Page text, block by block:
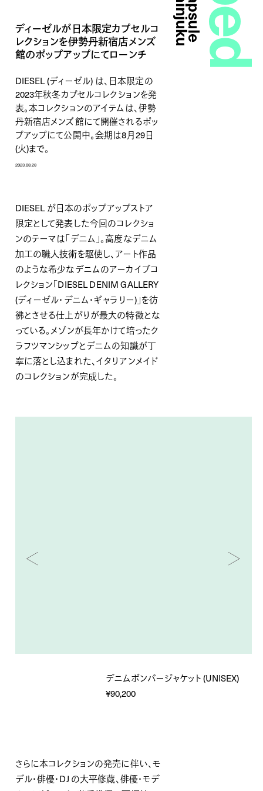
ディーゼルが日本限定カプセルコ
レクションを伊勢丹新宿店メンズ
館のポップアップにてローンチ
DIESEL (ディーゼル) は、日本限定の
2023年秋冬カプセルコレクションを発
表。本コレクションのアイテムは、伊勢
丹新宿店メンズ館にて開催されるポッ
プアップにて公開中。会期は8月29日
(火)まで。
2023.08.28
DIESEL が日本のポップアップストア
限定として発表した今回のコレクショ
ンのテーマは「デニム」。高度なデニム
加工の職人技術を駆使し、アート作品
のような希少なデニムのアーカイブコ
レクション「DIESEL DENIM GALLERY
(ディーゼル・デニム・ギャラリー) 」を彷
彿とさせる仕上がりが最大の特徴とな
っている。メゾンが長年かけて培ったク
ラフツマンシップとデニムの知識が丁
寧に落とし込まれた、イタリアンメイド
のコレクションが完成した。
デニムボンバージャケット (UNISEX)
¥90,200
さらに本コレクションの発売に伴い、モ
デル・俳優・DJ の大平修蔵、俳優・モデ